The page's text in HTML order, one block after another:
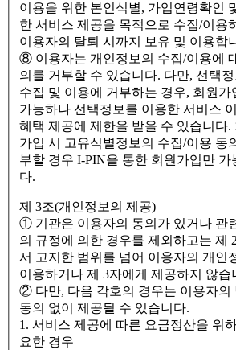
이용을 위한 본인식별, 가입연령확인
한 서비스 제공을 목적으로 수집/이용
이용자의 탈퇴 시까지 보유 및 이용합
⑧ 이용자는 개인정보의 수집/이용에
의를 거부할 수 있습니다. 다만, 선택정
수집 및 이용에 거부하는 경우, 회원가
가능하나 선택정보를 이용한 서비스
혜택 제공에 제한을 받을 수 있습니다.
가입 시 고유식별정보의 수집/이용 동
부할 경우 I-PIN을 통한 회원가입만 가
다.
제 3조(개인정보의 제공)
① 기관은 이용자의 동의가 있거나 관
의 규정에 의한 경우를 제외하고는 제
서 고지한 범위를 넘어 이용자의 개인
이용하거나 제 3자에게 제공하지 않습
② 다만, 다음 각호의 경우는 이용자의
동의 없이 제공될 수 있습니다.
1. 서비스 제공에 따른 요금정산을 위
요한 경우